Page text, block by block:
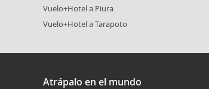
Vuelo+Hotel a Piura
Vuelo+Hotel a Tarapoto
Atrápalo en el mundo